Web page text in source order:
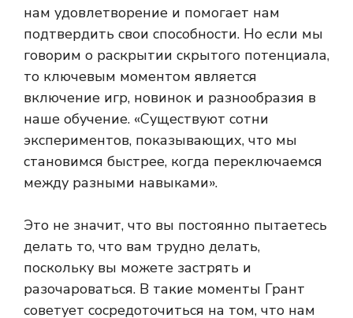
нам удовлетворение и помогает нам
подтвердить свои способности. Но если мы
говорим о раскрытии скрытого потенциала,
то ключевым моментом является
включение игр, новинок и разнообразия в
наше обучение. «Существуют сотни
экспериментов, показывающих, что мы
становимся быстрее, когда переключаемся
между разными навыками».
Это не значит, что вы постоянно пытаетесь
делать то, что вам трудно делать,
поскольку вы можете застрять и
разочароваться. В такие моменты Грант
советует сосредоточиться на том, что нам